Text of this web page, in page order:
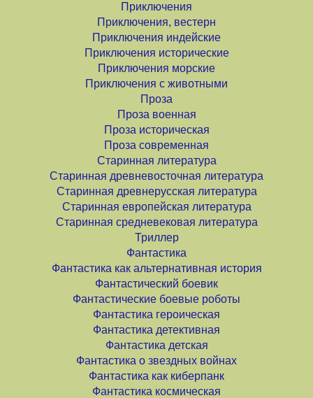
Приключения
Приключения, вестерн
Приключения индейские
Приключения исторические
Приключения морские
Приключения с животными
Проза
Проза военная
Проза историческая
Проза современная
Старинная литература
Старинная древневосточная литература
Старинная древнерусская литература
Старинная европейская литература
Старинная средневековая литература
Триллер
Фантастика
Фантастика как альтернативная история
Фантастический боевик
Фантастические боевые роботы
Фантастика героическая
Фантастика детективная
Фантастика детская
Фантастика о звездных войнах
Фантастика как киберпанк
Фантастика космическая